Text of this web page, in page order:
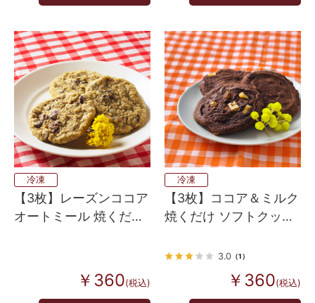
冷凍
【3枚】レーズンココア
オートミール 焼くだけ
イドタイプ）￥360(税込)
冷凍
【3枚】ココア＆ミルク
焼くだけ ソフトクッキ
ームメイドタイプ）
3.0（1）
￥360(税込)